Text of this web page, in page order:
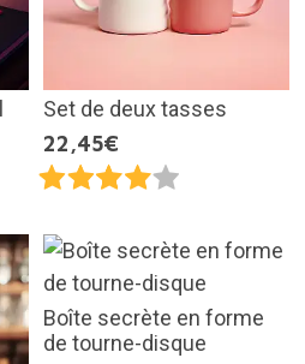
Set de deux tasses
22,45€
Boîte secrète en forme
de tourne-disque